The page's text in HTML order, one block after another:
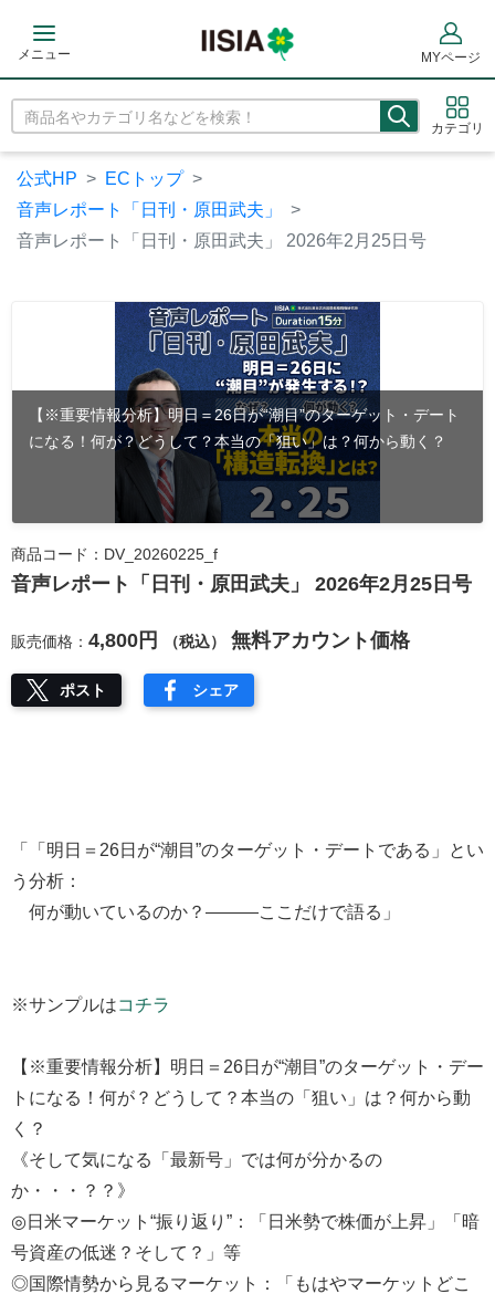
メニュー
カテゴリ
MYページ
公式HP
ECトップ
音声レポート「日刊・原田武夫」
音声レポート「日刊・原田武夫」 2026年2月25日号
【※重要情報分析】明日＝26日が“潮目”のターゲット・デート
になる！何が？どうして？本当の「狙い」は？何から動く？
商品コード：DV_20260225_f
音声レポート「日刊・原田武夫」 2026年2月25日号
販売価格： 4,800円 （税込） 無料アカウント価格
ポスト シェア
「「明日＝26日が“潮目”のターゲット・デートである」とい
う分析：
何が動いているのか？―――ここだけで語る」
※サンプルはコチラ
【※重要情報分析】明日＝26日が“潮目”のターゲット・デー
トになる！何が？どうして？本当の「狙い」は？何から動
く？
《そして気になる「最新号」では何が分かるの
か・・・？？》
◎日米マーケット“振り返り”：「日米勢で株価が上昇」「暗
号資産の低迷？そして？」等
◎国際情勢から見るマーケット：「もはやマーケットどこ